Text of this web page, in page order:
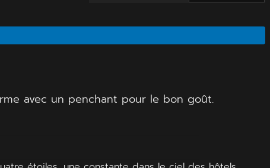
avec un penchant pour le bon goût.